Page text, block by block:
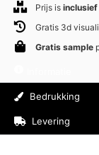
Prijs is inclusief
Gratis 3d
Gratis sample
Bedrukking
Levering